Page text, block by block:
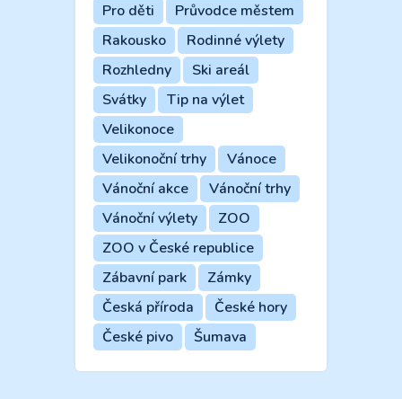
Pro děti
Průvodce městem
Rakousko
Rodinné výlety
Rozhledny
Ski areál
Svátky
Tip na výlet
Velikonoce
Velikonoční trhy
Vánoce
Vánoční akce
Vánoční trhy
Vánoční výlety
ZOO
ZOO v České republice
Zábavní park
Zámky
Česká příroda
České hory
České pivo
Šumava